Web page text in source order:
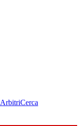
ArbitriCerca